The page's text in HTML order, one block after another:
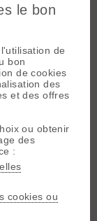
en belledonne
nous pensions
pas si le
le bon
de
bon
de cookies
des
et des offres
ou obtenir
des
:
cookies ou